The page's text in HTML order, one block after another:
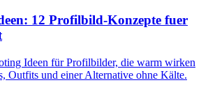
12 Profilbild-Konzepte fuer
Ideen für Profilbilder, die warm wirken
Outfits und einer Alternative ohne Kälte.